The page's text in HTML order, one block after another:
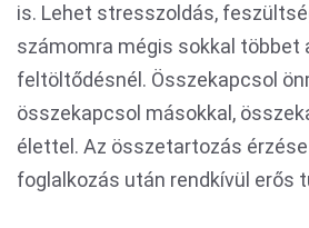
is. Lehet stresszoldás,
számomra mégis sokkal többet
feltöltődésnél. Összekapcsol
összekapcsol másokkal,
élettel. Az összetartozás
foglalkozás után rendkívül erős